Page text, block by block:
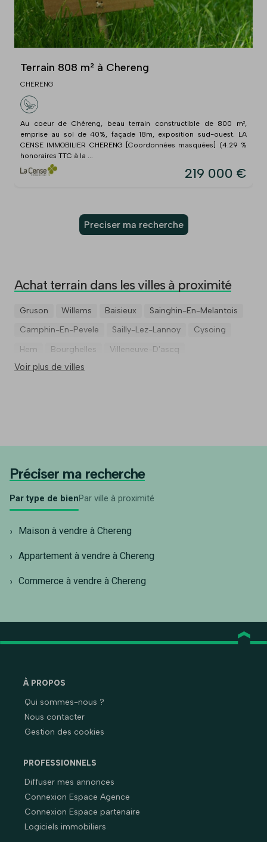
Terrain 808 m² à Chereng
CHERENG
Au coeur de Chéreng, beau terrain constructible de 800 m²,
emprise au sol de 40%, façade 18m, exposition sud-ouest. LA
CENSE IMMOBILIER CHERENG [Coordonnées masquées] (4.29 %
honoraires TTC à la ...
219 000 €
Preciser ma recherche
Achat terrain dans les villes à proximité
Gruson Willems Baisieux
Sainghin-En-Melantois
Camphin-En-Pevele
Sailly-Lez-Lannoy
Cysoing
Hem
Bourghelles Villeneuve-D'ascq
Voir plus de villes
Préciser ma recherche
Par type de bienPar ville à proximité
Maison à vendre à Chereng
Appartement à vendre à Chereng
Commerce à vendre à Chereng
À PROPOS
Qui sommes-nous ?
Nous contacter
Gestion des cookies
PROFESSIONNELS
Diffuser mes annonces
Connexion Espace Agence
Connexion Espace partenaire
Logiciels immobiliers